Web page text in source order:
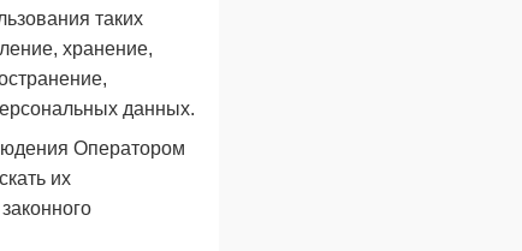
таких
хранение,
данных.
Оператором
их